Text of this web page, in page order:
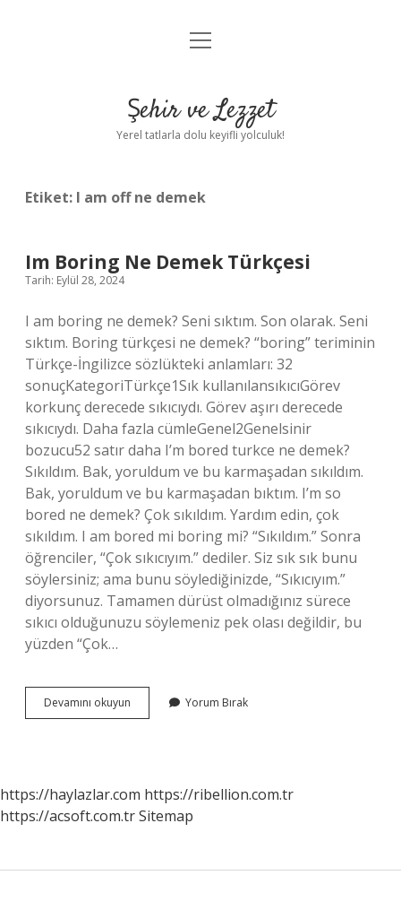
Anasayfa
Yasal Uyarı
menüyü
Şehir ve Lezzet
Yerel tatlarla dolu keyifli yolculuk!
Etiket: I am off ne demek
Im Boring Ne Demek Türkçesi
Tarih: Eylül 28, 2024
I am boring ne demek? Seni sıktım. Son olarak. Seni
sıktım. Boring türkçesi ne demek? “boring” teriminin
Türkçe-İngilizce sözlükteki anlamları: 32
sonuçKategoriTürkçe1Sık kullanılansıkıcıGörev
korkunç derecede sıkıcıydı. Görev aşırı derecede
sıkıcıydı. Daha fazla cümleGenel2Genelsinir
bozucu52 satır daha I’m bored turkce ne demek?
Sıkıldım. Bak, yoruldum ve bu karmaşadan sıkıldım.
Bak, yoruldum ve bu karmaşadan bıktım. I’m so
bored ne demek? Çok sıkıldım. Yardım edin, çok
sıkıldım. I am bored mi boring mi? “Sıkıldım.” Sonra
öğrenciler, “Çok sıkıcıyım.” dediler. Siz sık sık bunu
söylersiniz; ama bunu söylediğinizde, “Sıkıcıyım.”
diyorsunuz. Tamamen dürüst olmadığınız sürece
sıkıcı olduğunuzu söylemeniz pek olası değildir, bu
yüzden “Çok…
Devamını okuyun
Boring
Yorum Bırak
https://haylazlar.com https://ribellion.com.tr
https://acsoft.com.trSitemap